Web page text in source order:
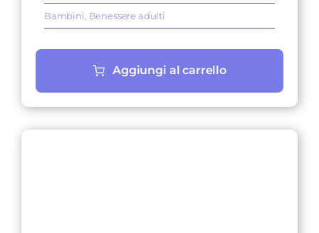
Bambini, Benessere adulti
Aggiungi al carrello